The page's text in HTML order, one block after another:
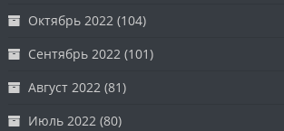
Октябрь 2022 (104)
Сентябрь 2022 (101)
Август 2022 (81)
Июль 2022 (80)